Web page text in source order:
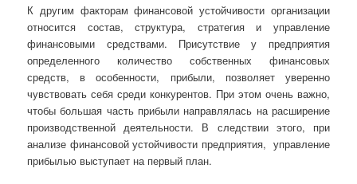
К другим факторам финансовой устойчивости организации
относится состав, структура, стратегия и управление
финансовыми средствами. Присутствие у предприятия
определенного количество собственных финансовых
средств, в особенности, прибыли, позволяет уверенно
чувствовать себя среди конкурентов. При этом очень важно,
чтобы большая часть прибыли направлялась на расширение
производственной деятельности. В следствии этого, при
анализе финансовой устойчивости предприятия, управление
прибылью выступает на первый план.